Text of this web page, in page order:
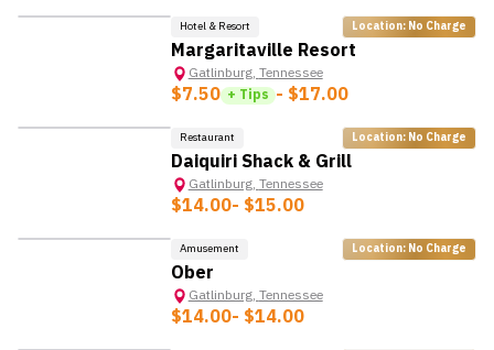
Hotel & Resort Location: No Charge
Margaritaville Resort
Gatlinburg,Tennessee
$7.50 + Tips - $17.00
Restaurant Location: No Charge
Daiquiri Shack & Grill
Gatlinburg,Tennessee
$14.00- $15.00
Amusement Location: No Charge
Ober
Gatlinburg,Tennessee
$14.00- $14.00